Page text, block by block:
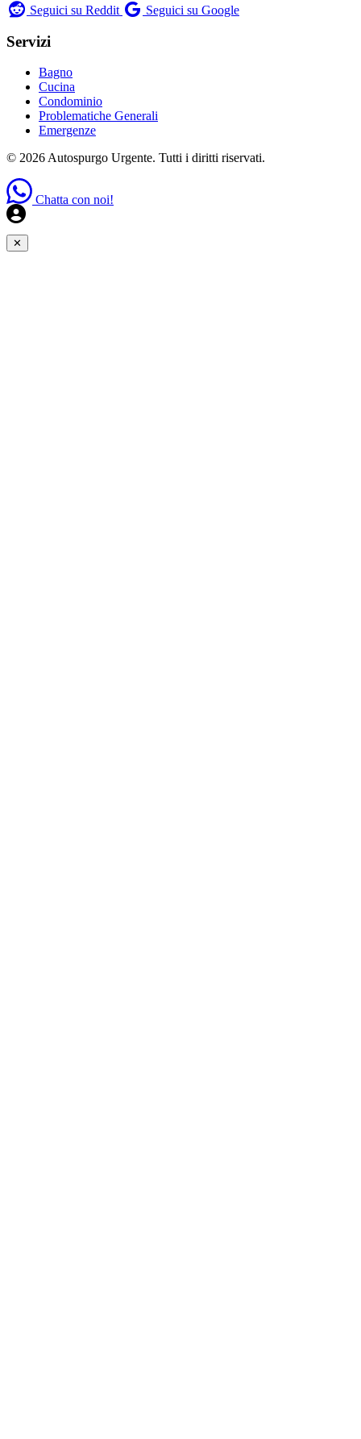
Seguici su Reddit
Seguici su Google
Servizi
Bagno
Cucina
Condominio
Problematiche Generali
Emergenze
© 2026 Autospurgo Urgente. Tutti i diritti riservati.
Chatta con noi!
✕